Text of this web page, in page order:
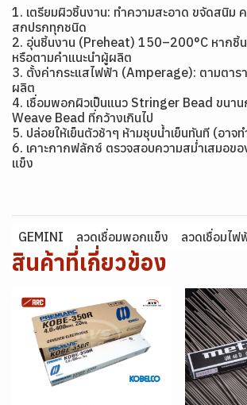
1. เตรียมผิวชิ้นงาน: ทำความสะอาด ขจัดสนิม
สกปรกทุกชนิด
2. อุ่นชิ้นงาน (Preheat) 150–200°C หากชิ้
หรือตามคำแนะนำผู้ผลิต
3. ตั้งค่ากระแสไฟฟ้า (Amperage): ตามตาร
ผลิต
4. เชื่อมพอกผิวเป็นแนว Stringer Bead ขนาน
Weave Bead ที่กว้างเกินไป
5. ปล่อยให้เย็นตัวช้าๆ ห้ามชุบน้ำเย็นทันที (อาจ
6. เคาะกากฟลักซ์ ตรวจสอบความสม่ำเสมอขอ
แข็ง
GEMINI ลวดเชื่อมพอกแข็ง ลวดเชื่อมไ
สินค้าที่เกี่ยวข้อง